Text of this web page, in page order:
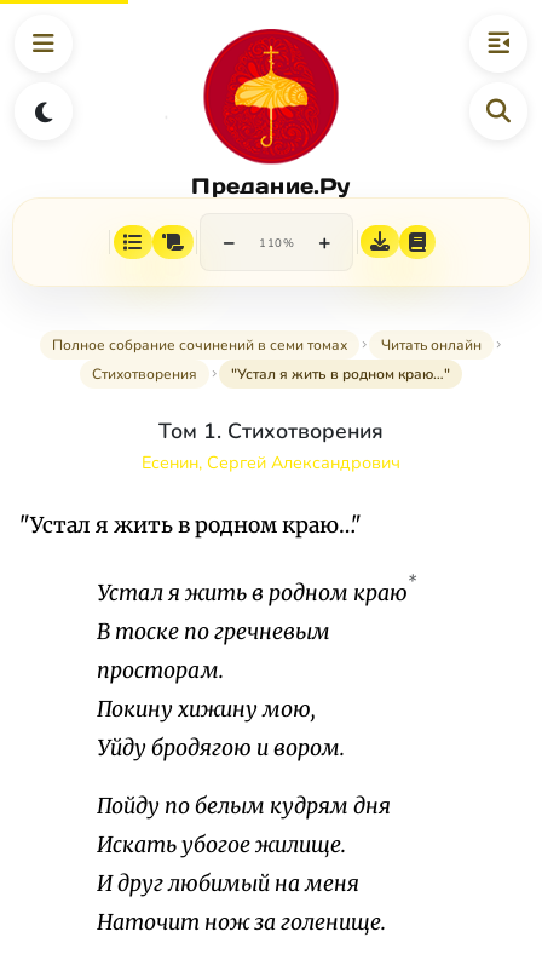
Предание.Ру
− 110% +
Полное собрание сочинений в семи томах
Читать онлайн
Стихотворения
"Устал я жить в родном краю…"
Том 1. Стихотворения
Есенин, Сергей Александрович
"Устал я жить в родном краю…"
Устал я жить в родном краю*
В тоске по гречневым
просторам.
Покину хижину мою,
Уйду бродягою и вором.
Пойду по белым кудрям дня
Искать убогое жилище.
И друг любимый на меня
Наточит нож за голенище.